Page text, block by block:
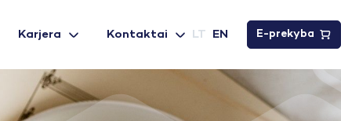
Karjera Kontaktai LT EN E-prekyba